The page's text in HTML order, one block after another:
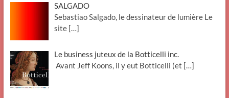
SALGADO
Sebastiao Salgado, le dessinateur de lumière Le
site […]
Le business juteux de la Botticelli inc.
Avant Jeff Koons, il y eut Botticelli (et […]